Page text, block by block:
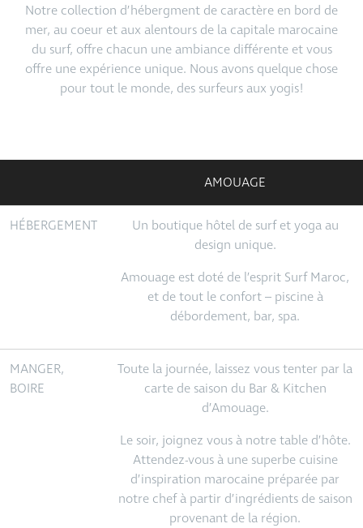
Notre collection d’hébergment de caractère en bord de
mer, au coeur et aux alentours de la capitale marocaine
du surf, offre chacun une ambiance différente et vous
offre une expérience unique. Nous avons quelque chose
pour tout le monde, des surfeurs aux yogis!
AMOUAGE
HÉBERGEMENT
Un boutique hôtel de surf et yoga au
design unique.
Amouage est doté de l’esprit Surf Maroc,
et de tout le confort – piscine à
débordement, bar, spa.
MANGER,
BOIRE
Toute la journée, laissez vous tenter par la
carte de saison du Bar & Kitchen
d’Amouage.
Le soir, joignez vous à notre table d’hôte.
Attendez-vous à une superbe cuisine
d’inspiration marocaine préparée par
notre chef à partir d’ingrédients de saison
provenant de la région.